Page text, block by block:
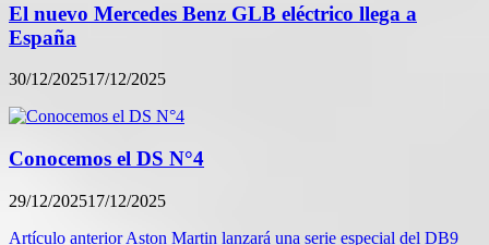
El nuevo Mercedes Benz GLB eléctrico llega a
España
30/12/202517/12/2025
Conocemos el DS N°4
29/12/202517/12/2025
Artículo anterior Aston Martin lanzará una serie especial del DB9